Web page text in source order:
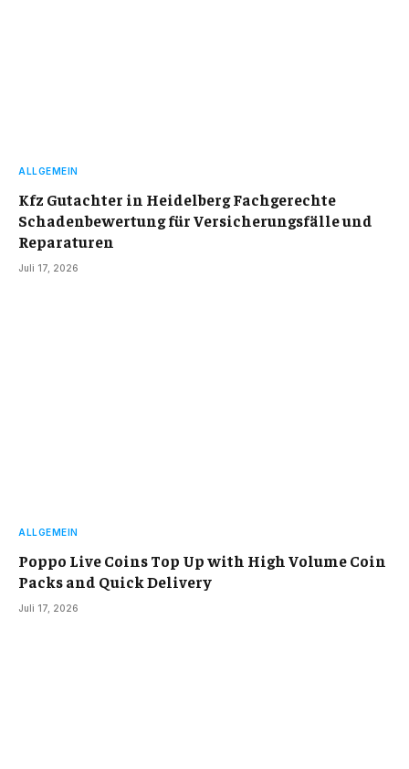
ALLGEMEIN
Kfz Gutachter in Heidelberg Fachgerechte
Schadenbewertung für Versicherungsfälle und
Reparaturen
Juli 17, 2026
ALLGEMEIN
Poppo Live Coins Top Up with High Volume Coin
Packs and Quick Delivery
Juli 17, 2026